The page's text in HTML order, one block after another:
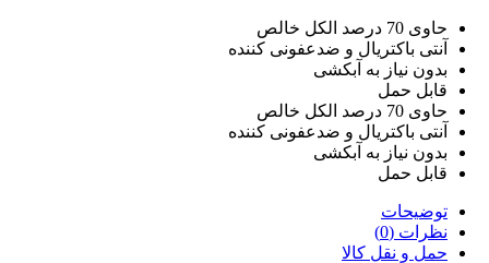
حاوی 70 درصد الکل خالص
آنتی باکتریال و ضدعفونی کننده
بدون نیاز به آبکشی
قابل حمل
حاوی 70 درصد الکل خالص
آنتی باکتریال و ضدعفونی کننده
بدون نیاز به آبکشی
قابل حمل
توضیحات
نظرات (0)
حمل و نقل کالا